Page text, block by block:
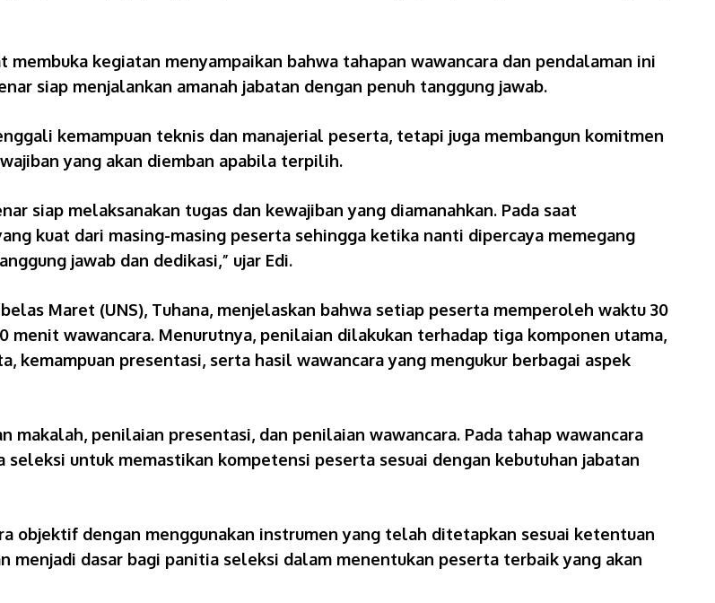
membuka kegiatan menyampaikan bahwa tahapan wawancara dan pendalaman ini
siap menjalankan amanah jabatan dengan penuh tanggung jawab.
kemampuan teknis dan manajerial peserta, tetapi juga membangun komitmen
yang akan diemban apabila terpilih.
siap melaksanakan tugas dan kewajiban yang diamanahkan. Pada saat
kuat dari masing-masing peserta sehingga ketika nanti dipercaya memegang
jawab dan dedikasi,” ujar Edi.
Maret (UNS), Tuhana, menjelaskan bahwa setiap peserta memperoleh waktu 30
wawancara. Menurutnya, penilaian dilakukan terhadap tiga komponen utama,
kemampuan presentasi, serta hasil wawancara yang mengukur berbagai aspek
penilaian presentasi, dan penilaian wawancara. Pada tahap wawancara
untuk memastikan kompetensi peserta sesuai dengan kebutuhan jabatan
objektif dengan menggunakan instrumen yang telah ditetapkan sesuai ketentuan
menjadi dasar bagi panitia seleksi dalam menentukan peserta terbaik yang akan